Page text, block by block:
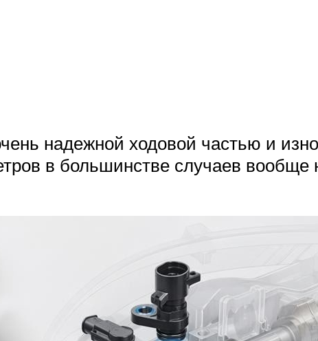
надежной ходовой частью и
в большинстве случаев